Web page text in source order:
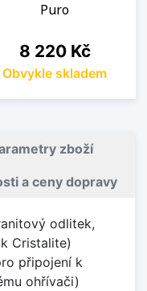
Puro
Cena
8 220 Kč
Obvykle skladem
zboží
a ceny dopravy
odlitek,
Cristalite)
připojení k
ohřívači)